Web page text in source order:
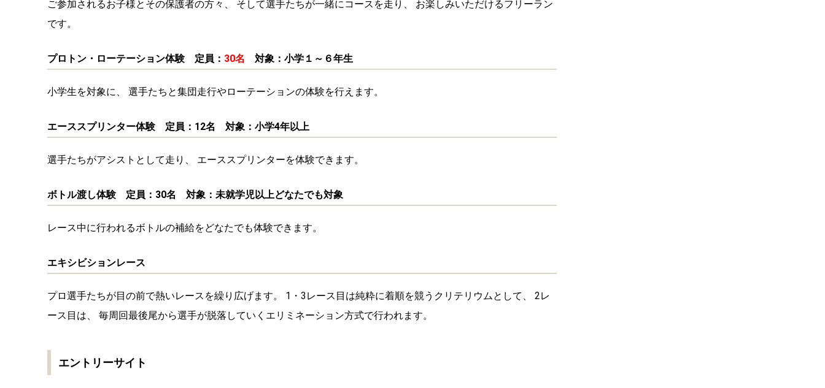
です。
小学生を対象に、 選手たちと集団走行やローテーションの体験を行えます。
選手たちがアシストとして走り、 エーススプリンターを体験できます。
レース中に行われるボトルの補給をどなたでも体験できます。
ース目は、 毎周回最後尾から選手が脱落していくエリミネーション方式で行われます。